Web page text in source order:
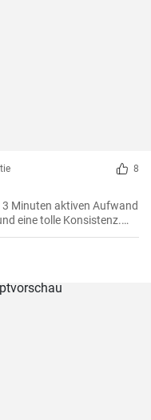
8
Minuten aktiven Aufwand
eine tolle Konsistenz.
Verzehr und ist